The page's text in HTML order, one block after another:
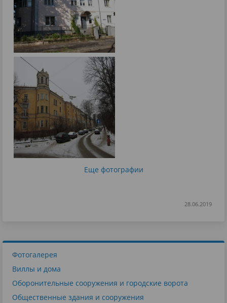
Еще фотографии
28.06.2019
Фотогалерея
Виллы и дома
Оборонительные сооружения и городские ворота
Общественные здания и сооружения